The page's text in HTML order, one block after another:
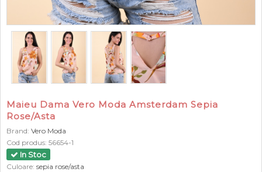
Maieu Dama Vero Moda Amsterdam Sepia
Rose/Asta
Brand: Vero Moda
Cod produs: 56654-1
In Stoc
Culoare: sepia rose/asta